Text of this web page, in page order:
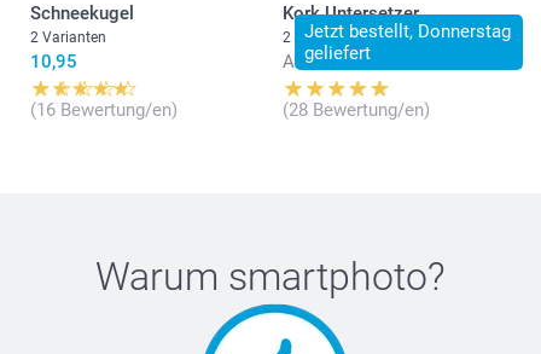
Schneekugel
2 Varianten
10,95
(16 Bewertung/en)
Jetzt bestellt, Donnerstag
geliefert
Kork Untersetzer
2 Varianten
Ab 29,95
(28 Bewertung/en)
Warum smartphoto?